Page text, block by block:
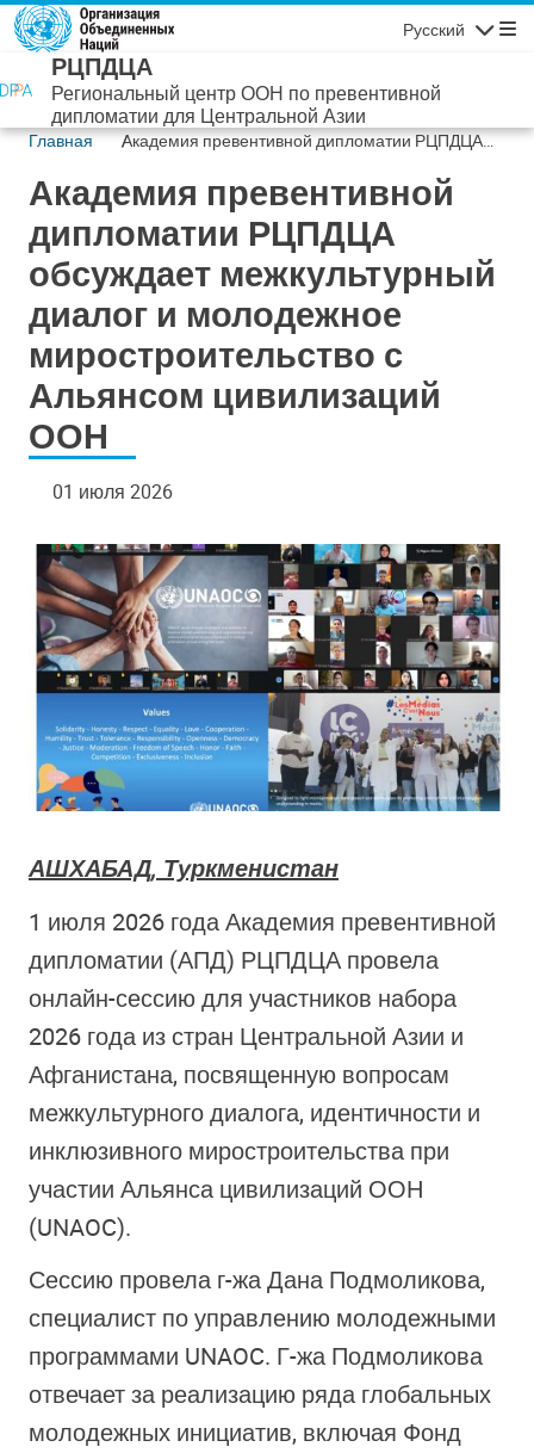
Перейти к основному содержанию
Русский
РЦПДЦА
Региональный центр ООН по превентивной
дипломатии для Центральной Азии
Главная
Академия превентивной дипломатии РЦПДЦА
миростроительство с Альянсом цивилизаций
Академия превентивной
дипломатии РЦПДЦА
обсуждает межкультурный
диалог и молодежное
миростроительство с
Альянсом цивилизаций
ООН
01 июля 2026
АШХАБАД, Туркменистан
1 июля 2026 года Академия превентивной
дипломатии (АПД) РЦПДЦА провела
онлайн-сессию для участников набора
2026 года из стран Центральной Азии и
Афганистана, посвященную вопросам
межкультурного диалога, идентичности и
инклюзивного миростроительства при
участии Альянса цивилизаций ООН
(UNAOC).
Сессию провела г-жа Дана Подмоликова,
специалист по управлению молодежными
программами UNAOC. Г-жа Подмоликова
отвечает за реализацию ряда глобальных
молодежных инициатив, включая Фонд